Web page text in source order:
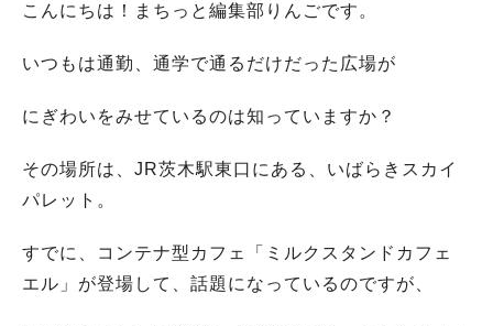
こんにちは！まちっと編集部りんごです。
いつもは通勤、通学で通るだけだった広場が
にぎわいをみせているのは知っていますか？
その場所は、JR茨木駅東口にある、いばらきスカイ
パレット。
すでに、コンテナ型カフェ「ミルクスタンドカフェ
エル」が登場して、話題になっているのですが、